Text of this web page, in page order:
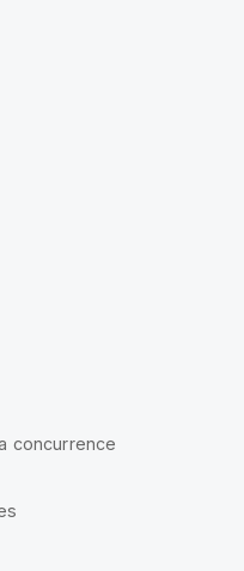
concurrence